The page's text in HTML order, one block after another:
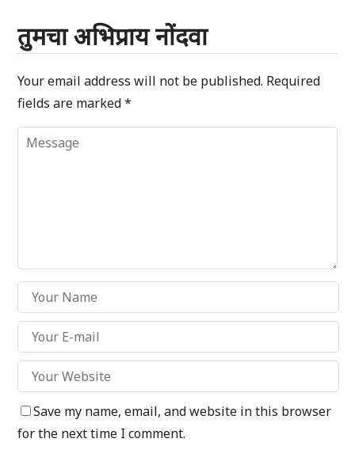
तुमचा अभिप्राय नोंदवा
Your email address will not be published. Required
fields are marked*
Save my name, email, and website in this browser
for the next time I comment.